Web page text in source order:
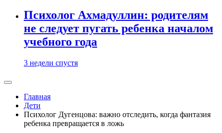
Психолог Ахмадуллин: родителям
не следует пугать ребенка началом
учебного года
3 недели спустя
Главная
Дети
Психолог Дугенцова: важно отследить, когда фантазия
ребенка превращается в ложь